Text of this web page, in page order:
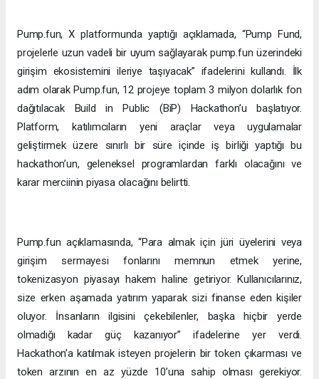
Pump.fun, X platformunda yaptığı açıklamada, “Pump Fund,
projelerle uzun vadeli bir uyum sağlayarak pump.fun üzerindeki
girişim ekosistemini ileriye taşıyacak” ifadelerini kullandı. İlk
adım olarak Pump.fun, 12 projeye toplam 3 milyon dolarlık fon
dağıtılacak Build in Public (BiP) Hackathon’u başlatıyor.
Platform, katılımcıların yeni araçlar veya uygulamalar
geliştirmek üzere sınırlı bir süre içinde iş birliği yaptığı bu
hackathon’un, geleneksel programlardan farklı olacağını ve
karar merciinin piyasa olacağını belirtti.
Pump.fun açıklamasında, “Para almak için jüri üyelerini veya
girişim sermayesi fonlarını memnun etmek yerine,
tokenizasyon piyasayı hakem haline getiriyor. Kullanıcılarınız,
size erken aşamada yatırım yaparak sizi finanse eden kişiler
oluyor. İnsanların ilgisini çekebilenler, başka hiçbir yerde
olmadığı kadar güç kazanıyor” ifadelerine yer verdi.
Hackathon’a katılmak isteyen projelerin bir token çıkarması ve
token arzının en az yüzde 10’una sahip olması gerekiyor.